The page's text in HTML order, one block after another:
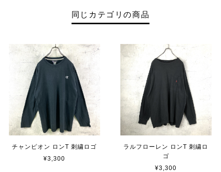
同じカテゴリの商品
チャンピオン ロンT 刺繍ロゴ
¥3,300
ラルフローレン ロンT 刺繍ロ
ゴ
¥3,300